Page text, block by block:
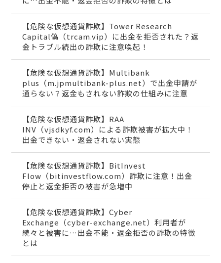
【危険な仮想通貨詐欺】Tower Research
Capital偽（trcam.vip）に出金を拒否された？返
金トラブル続出の詐欺に注意喚起！
【危険な仮想通貨詐欺】Multibank
plus（m.jpmultibank-plus.net）で出金申請が
通らない？返金もされない詐欺の仕組みに注意
【危険な仮想通貨詐欺】RAA
INV（vjsdkyf.com）による詐欺被害が拡大中！
出金できない・返金されない実態
【危険な仮想通貨詐欺】BitInvest
Flow（bitinvestflow.com）詐欺に注意！出金
停止と返金拒否の被害が急増中
【危険な仮想通貨詐欺】Cyber
Exchange（cyber-exchange.net）利用者が
続々と被害に…出金不能・返金拒否の詐欺の特徴
とは